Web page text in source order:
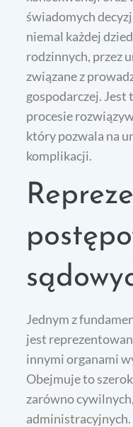
świadomych
niemal każdej
rodzinnych, przez
związane z
gospodarczej. Jest
procesie
który pozwala na
komplikacji.
Jednym z
jest
innymi organami
Obejmuje to
zarówno